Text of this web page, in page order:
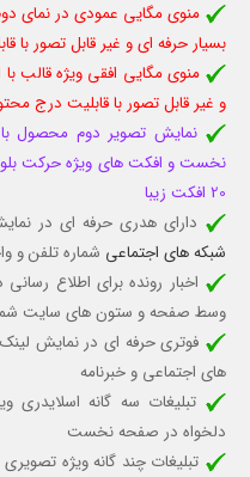
منوی مگایی عمودی در نمای
بسیار حرفه ای و غیر قابل تصور با
منوی مگایی افقی ویژه قالب با
و غیر قابل تصور با قابلیت درج
نمایش تصویر دوم محصول
نخست و افکت های ویژه حرکت
20 افکت زیبا
دارای هدری حرفه ای در
شبکه های اجتماعی شماره تلفن و
اخبار رونده برای اطلاع
وسط صفحه و ستون های سایت
فوتری حرفه ای در نمایش
های اجتماعی و خبرنامه
تبلیغات سه گانه اسلایدری
دلخواه در صفحه نخست
تبلیغات چند گانه ویژه